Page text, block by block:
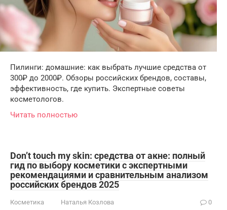
Пилинги: домашние: как выбрать лучшие средства от
300₽ до 2000₽. Обзоры российских брендов, составы,
эффективность, где купить. Экспертные советы
косметологов.
Читать полностью
Don’t touch my skin: средства от акне: полный
гид по выбору косметики с экспертными
рекомендациями и сравнительным анализом
российских брендов 2025
Косметика Наталья Козлова 0